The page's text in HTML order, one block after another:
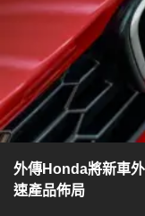
外傳Honda將新車
速產品佈局